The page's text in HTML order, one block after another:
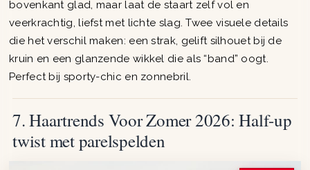
bovenkant glad, maar laat de staart zelf vol en
veerkrachtig, liefst met lichte slag. Twee visuele details
die het verschil maken: een strak, gelift silhouet bij de
kruin en een glanzende wikkel die als “band” oogt.
Perfect bij sporty-chic en zonnebril.
7. Haartrends Voor Zomer 2026: Half-up
twist met parelspelden